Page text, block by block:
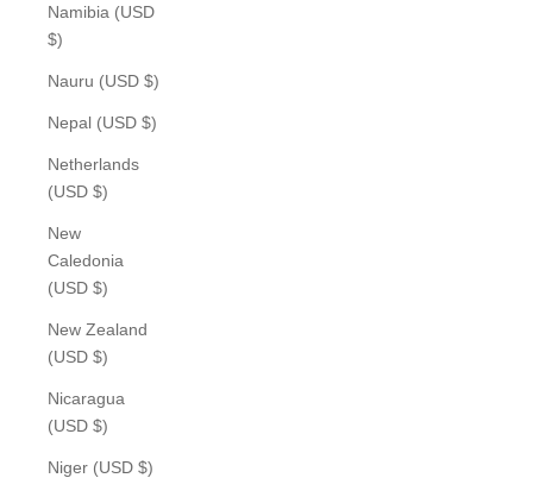
Namibia (USD
$)
Nauru (USD $)
Nepal (USD $)
Netherlands
(USD $)
New
Caledonia
(USD $)
New Zealand
(USD $)
Nicaragua
(USD $)
Niger (USD $)